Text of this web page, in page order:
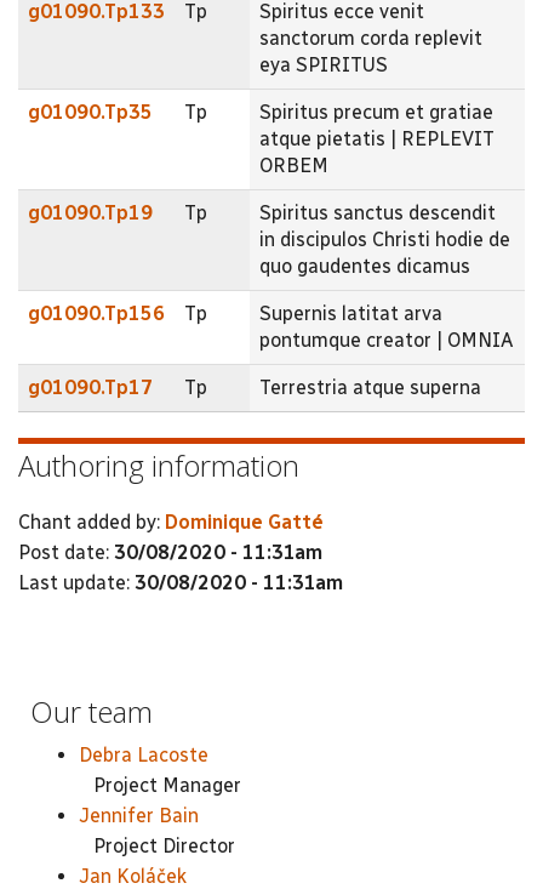
g01090.Tp133 Tp
Spiritus ecce venit
sanctorum corda replevit
eya SPIRITUS
g01090.Tp35 Tp
Spiritus precum et gratiae
atque pietatis | REPLEVIT
ORBEM
g01090.Tp19 Tp
Spiritus sanctus descendit
in discipulos Christi hodie de
quo gaudentes dicamus
g01090.Tp156 Tp
Supernis latitat arva
pontumque creator | OMNIA
g01090.Tp17 Tp Terrestria atque superna
Authoring information
Chant added by: Dominique Gatté
Post date: 30/08/2020 - 11:31am
Last update: 30/08/2020 - 11:31am
Our team
Debra Lacoste
Project Manager
Jennifer Bain
Project Director
Jan Koláček